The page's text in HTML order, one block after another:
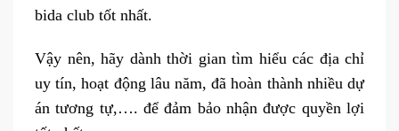
bida club tốt nhất.
Vậy nên, hãy dành thời gian tìm hiểu các địa chỉ
uy tín, hoạt động lâu năm, đã hoàn thành nhiều dự
án tương tự,…. để đảm bảo nhận được quyền lợi